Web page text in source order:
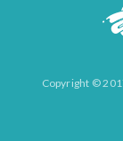
Copyright ©